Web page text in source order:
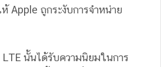
Apple ถูกระงับการจำหน่าย
นั้นได้รับความนิยมในการ